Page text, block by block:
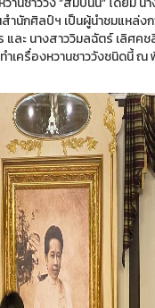
ำนักศิลป์ฯ เป็นผู้นำชมแหล่งก
ละ นางสาววิมลฉัตร์ เลิศค
ำเครื่องหวานชาววังชนิดนี้